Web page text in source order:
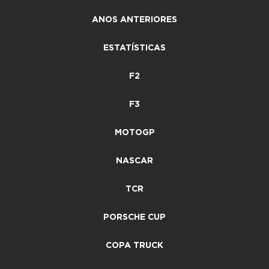
ANOS ANTERIORES
ESTATÍSTICAS
F2
F3
MOTOGP
NASCAR
TCR
PORSCHE CUP
COPA TRUCK